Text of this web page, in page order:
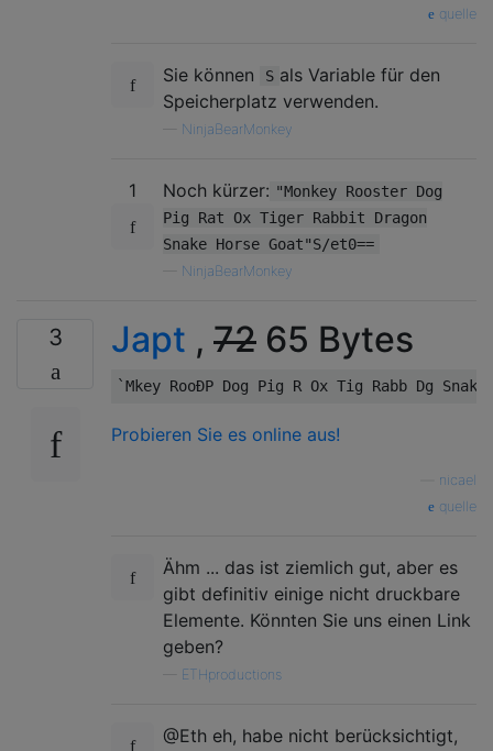
quelle
Sie können S als Variable für den
Speicherplatz verwenden.
NinjaBearMonkey
1 Noch kürzer: "Monkey Rooster Dog
Pig Rat Ox Tiger Rabbit Dragon
Snake Horse Goat"S/et0==
NinjaBearMonkey
3 Japt , 72 65 Bytes
Probieren Sie es online aus!
nicael
quelle
Ähm ... das ist ziemlich gut, aber es
gibt definitiv einige nicht druckbare
Elemente. Könnten Sie uns einen Link
geben?
ETHproductions
@Eth eh, habe nicht berücksichtigt,